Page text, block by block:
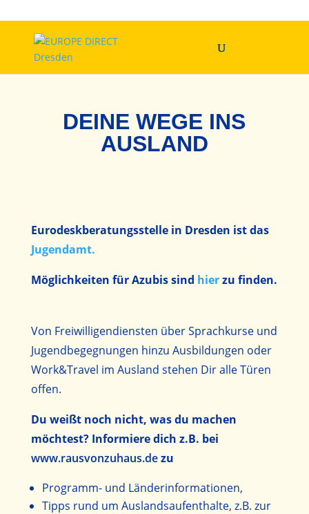
DEINE WEGE INS
AUSLAND
Eurodeskberatungsstelle in Dresden ist das
Jugendamt.
Möglichkeiten für Azubis sind hierzu finden.
Von Freiwilligendiensten über Sprachkurse und
Jugendbegegnungen hinzu Ausbildungen oder
Work&Travel im Ausland stehen Dir alle Türen
offen.
Du weißt noch nicht, was du machen
möchtest? Informiere dich z.B. bei
www.rausvonzuhaus.dezu
Programm- und Länderinformationen,
Tipps rund um Auslandsaufenthalte, z.B. zur